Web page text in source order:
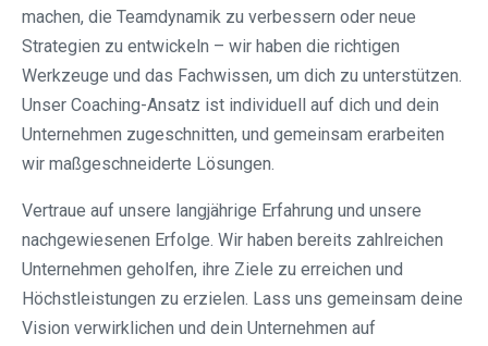
machen, die Teamdynamik zu verbessern oder neue
Strategien zu entwickeln – wir haben die richtigen
Werkzeuge und das Fachwissen, um dich zu unterstützen.
Unser Coaching-Ansatz ist individuell auf dich und dein
Unternehmen zugeschnitten, und gemeinsam erarbeiten
wir maßgeschneiderte Lösungen.
Vertraue auf unsere langjährige Erfahrung und unsere
nachgewiesenen Erfolge. Wir haben bereits zahlreichen
Unternehmen geholfen, ihre Ziele zu erreichen und
Höchstleistungen zu erzielen. Lass uns gemeinsam deine
Vision verwirklichen und dein Unternehmen auf